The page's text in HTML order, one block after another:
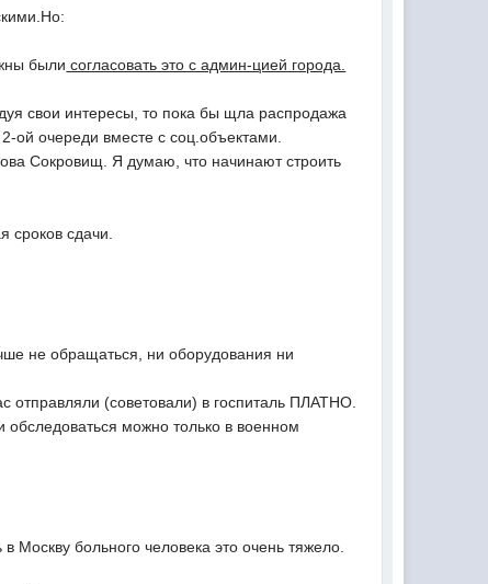
были согласовать это с админ-цией города.
свои интересы, то пока бы щла распродажа
ой очереди вместе с соц.объектами.
Сокровищ. Я думаю, что начинают строить
сдачи.
не обращаться, ни оборудования ни
отправляли (советовали) в госпиталь ПЛАТНО.
обследоваться можно только в военном
больного человека это очень тяжело.